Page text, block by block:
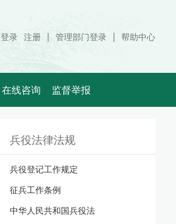
登录 注册 | 管理部门登录 | 帮助中心
在线咨询 监督举报
兵役法律法规
兵役登记工作规定
征兵工作条例
中华人民共和国兵役法